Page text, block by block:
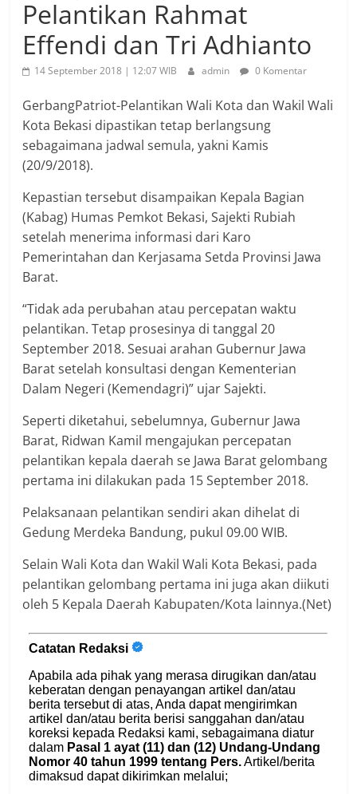
Pelantikan Rahmat
Effendi dan Tri Adhianto
14 September 2018 | 12:07 WIB admin 0 Komentar
GerbangPatriot-Pelantikan Wali Kota dan Wakil Wali
Kota Bekasi dipastikan tetap berlangsung
sebagaimana jadwal semula, yakni Kamis
(20/9/2018).
Kepastian tersebut disampaikan Kepala Bagian
(Kabag) Humas Pemkot Bekasi, Sajekti Rubiah
setelah menerima informasi dari Karo
Pemerintahan dan Kerjasama Setda Provinsi Jawa
Barat.
“Tidak ada perubahan atau percepatan waktu
pelantikan. Tetap prosesinya di tanggal 20
September 2018. Sesuai arahan Gubernur Jawa
Barat setelah konsultasi dengan Kementerian
Dalam Negeri (Kemendagri)” ujar Sajekti.
Seperti diketahui, sebelumnya, Gubernur Jawa
Barat, Ridwan Kamil mengajukan percepatan
pelantikan kepala daerah se Jawa Barat gelombang
pertama ini dilakukan pada 15 September 2018.
Pelaksanaan pelantikan sendiri akan dihelat di
Gedung Merdeka Bandung, pukul 09.00 WIB.
Selain Wali Kota dan Wakil Wali Kota Bekasi, pada
pelantikan gelombang pertama ini juga akan diikuti
oleh 5 Kepala Daerah Kabupaten/Kota lainnya.(Net)